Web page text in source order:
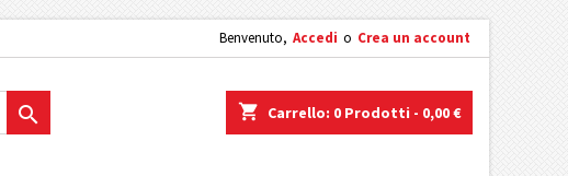
Benvenuto, Accedi o Crea un account
shopping_cart Carrello: 0 Prodotti - 0,00 €
